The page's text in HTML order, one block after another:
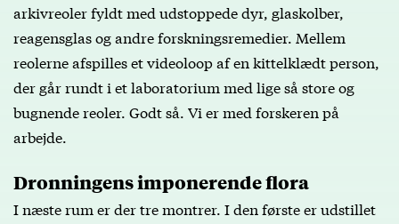
arkivreoler fyldt med udstoppede dyr, glaskolber,
reagensglas og andre forskningsremedier. Mellem
reolerne afspilles et videoloop af en kittelklædt person,
der går rundt i et laboratorium med lige så store og
bugnende reoler. Godt så. Vi er med forskeren på
arbejde.
Dronningens imponerende flora
I næste rum er der tre montrer. I den første er udstillet